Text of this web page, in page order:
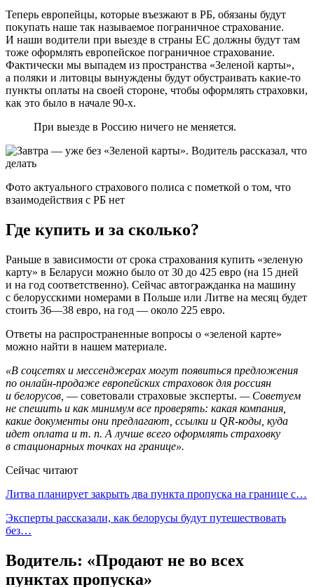
Теперь европейцы, которые въезжают в РБ, обязаны будут
покупать наше так называемое пограничное страхование.
И наши водители при выезде в страны ЕС должны будут там
тоже оформлять европейское пограничное страхование.
Фактически мы выпадем из пространства «Зеленой карты»,
а поляки и литовцы вынуждены будут обустраивать какие-то
пункты оплаты на своей стороне, чтобы оформлять страховки,
как это было в начале 90-х.
При выезде в Россию ничего не меняется.
Фото актуального страхового полиса с пометкой о том, что
взаимодействия с РБ нет
Где купить и за сколько?
Раньше в зависимости от срока страхования купить «зеленую
карту» в Беларуси можно было от 30 до 425 евро (на 15 дней
и на год соответственно). Сейчас автогражданка на машину
с белорусскими номерами в Польше или Литве на месяц будет
стоить 36—38 евро, на год — около 225 евро.
Ответы на распространенные вопросы о «зеленой карте»
можно найти в нашем материале.
«В соцсетях и мессенджерах могут появиться предложения
по онлайн-продаже европейских страховок для россиян
и белорусов, — советовали страховые эксперты. — Советуем
не спешить и как минимум все проверять: какая компания,
какие документы они предлагают, ссылки и QR-коды, куда
идет оплата и т. п. А лучше всего оформлять страховку
в стационарных точках на границе».
Сейчас читают
Литва планирует закрыть два пункта пропуска на границе с…
Эксперты рассказали, как белорусы будут путешествовать
без…
Водитель: «Продают не во всех
пунктах пропуска»